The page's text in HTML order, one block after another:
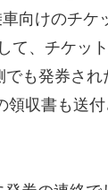
のチケッ
て、チケッ
券された
書も送付さ